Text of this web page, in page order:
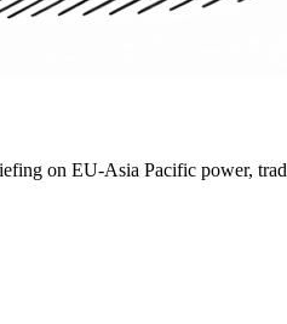
on EU-Asia Pacific power,